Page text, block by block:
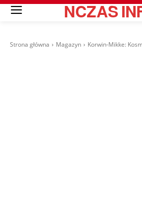
NCZAS
Strona główna Magazyn Korwin-Mikke: